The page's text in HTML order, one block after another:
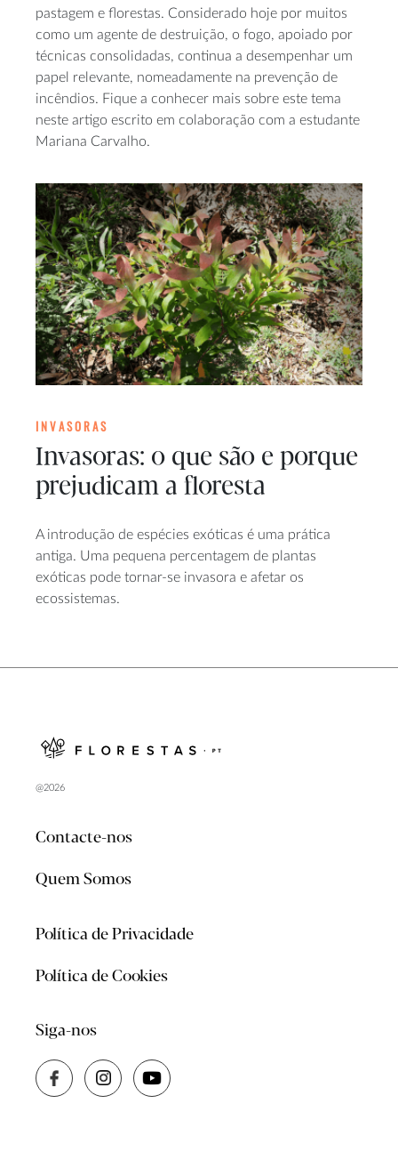
pastagem e florestas. Considerado hoje por muitos
como um agente de destruição, o fogo, apoiado por
técnicas consolidadas, continua a desempenhar um
papel relevante, nomeadamente na prevenção de
incêndios. Fique a conhecer mais sobre este tema
neste artigo escrito em colaboração com a estudante
Mariana Carvalho.
INVASORAS
Invasoras: o que são e porque
prejudicam a floresta
A introdução de espécies exóticas é uma prática
antiga. Uma pequena percentagem de plantas
exóticas pode tornar-se invasora e afetar os
ecossistemas.
@2026
Contacte-nos
Quem Somos
Política de Privacidade
Política de Cookies
Siga-nos